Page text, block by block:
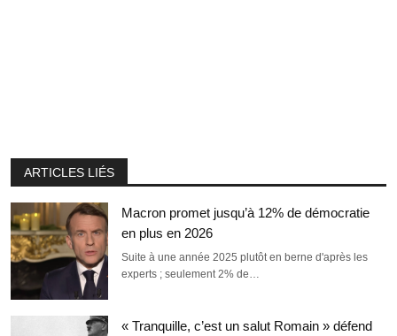
ARTICLES LIÉS
Macron promet jusqu’à 12% de démocratie
en plus en 2026
Suite à une année 2025 plutôt en berne d'après les
experts ; seulement 2% de…
« Tranquille, c’est un salut Romain » défend